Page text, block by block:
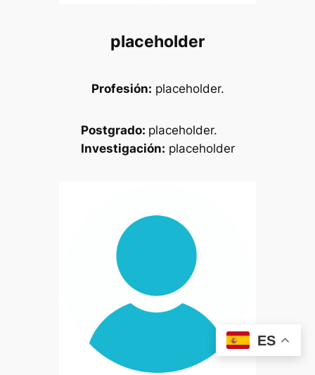
placeholder
Profesión: placeholder.
Postgrado: placeholder.
Investigación: placeholder
ES